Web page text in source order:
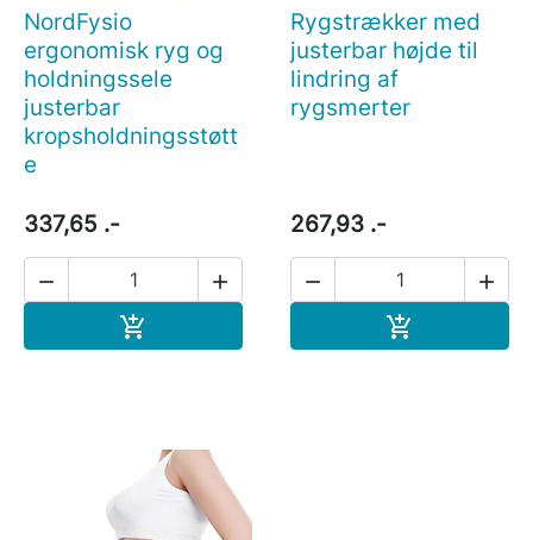
NordFysio
ergonomisk ryg og
holdningssele
justerbar
kropsholdningsstøtt
e
337,65 .-
 

Rygstrækker med
justerbar højde til
lindring af
rygsmerter
267,93 .-
 
